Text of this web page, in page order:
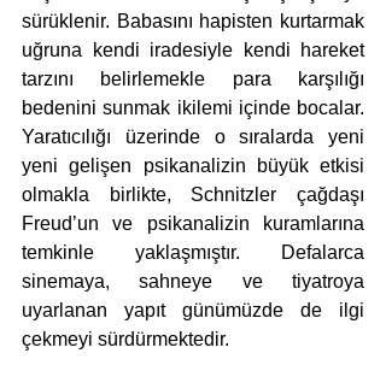
sürüklenir. Babasını hapisten kurtarmak
uğruna kendi iradesiyle kendi hareket
tarzını belirlemekle para karşılığı
bedenini sunmak ikilemi içinde bocalar.
Yaratıcılığı üzerinde o sıralarda yeni
yeni gelişen psikanalizin büyük etkisi
olmakla birlikte, Schnitzler çağdaşı
Freud’un ve psikanalizin kuramlarına
temkinle yaklaşmıştır. Defalarca
sinemaya, sahneye ve tiyatroya
uyarlanan yapıt günümüzde de ilgi
çekmeyi sürdürmektedir.